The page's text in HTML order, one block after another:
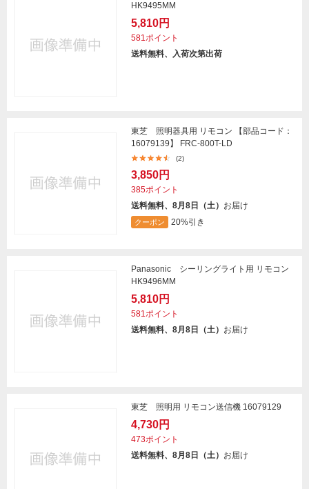
HK9495MM
5,810円
581ポイント
送料無料、入荷次第出荷
東芝 照明器具用 リモコン 【部品コード：
16079139】 FRC-800T-LD
(2)
3,850円
385ポイント
送料無料、8月8日（土） お届け
クーポン 20%引き
Panasonic シーリングライト用 リモコン
HK9496MM
5,810円
581ポイント
送料無料、8月8日（土） お届け
東芝 照明用 リモコン送信機 16079129
4,730円
473ポイント
送料無料、8月8日（土） お届け